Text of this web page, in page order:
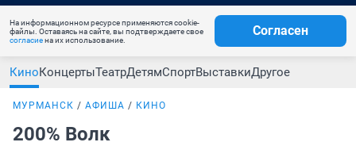
На информационном ресурсе применяются cookie-
файлы. Оставаясь на сайте, вы подтверждаете свое
согласиена их использование.
Согласен
КиноКонцертыТеатрДетямСпортВыставкиДругое
МУРМАНСК АФИША КИНО
200% Волк